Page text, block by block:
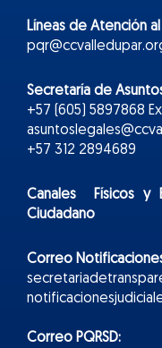
Líneas de Atención
Secretaría de
+57 (605) 5897868
+57 312 2894689
Canales Físicos y
Ciudadano
Correo
Correo PQRSD: